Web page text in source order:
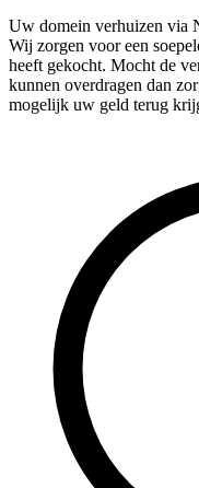
Uw domein verhuizen via
Wij zorgen voor een
heeft gekocht. Mocht de
kunnen overdragen dan
mogelijk uw geld terug